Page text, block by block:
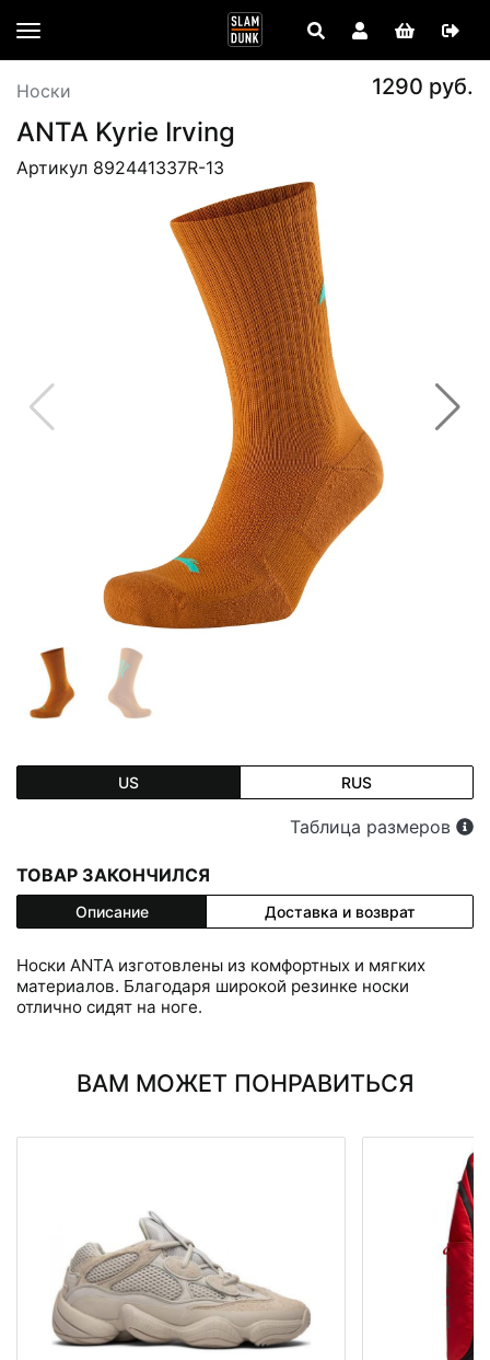
Носки 1290 руб.
ANTA Kyrie Irving
Артикул 892441337R-13
US RUS
Таблица размеров
ТОВАР ЗАКОНЧИЛСЯ
Описание Доставка и возврат
Носки ANTA изготовлены из комфортных и мягких
материалов. Благодаря широкой резинке носки
отлично сидят на ноге.
ВАМ МОЖЕТ ПОНРАВИТЬСЯ